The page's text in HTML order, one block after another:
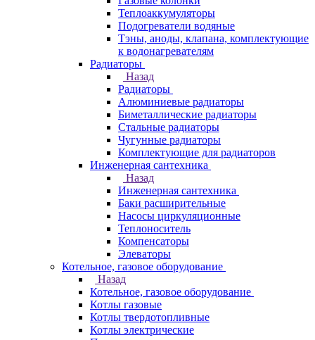
Теплоаккумуляторы
Подогреватели водяные
Тэны, аноды, клапана, комплектующие
к водонагревателям
Радиаторы
Назад
Радиаторы
Алюминиевые радиаторы
Биметаллические радиаторы
Стальные радиаторы
Чугунные радиаторы
Комплектующие для радиаторов
Инженерная сантехника
Назад
Инженерная сантехника
Баки расширительные
Насосы циркуляционные
Теплоноситель
Компенсаторы
Элеваторы
Котельное, газовое оборудование
Назад
Котельное, газовое оборудование
Котлы газовые
Котлы твердотопливные
Котлы электрические